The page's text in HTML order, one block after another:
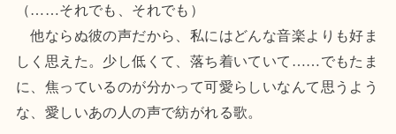
（……それでも、それでも）
他ならぬ彼の声だから、私にはどんな音楽よりも好ま
しく思えた。少し低くて、落ち着いていて……でもたま
に、焦っているのが分かって可愛らしいなんて思うよう
な、愛しいあの人の声で紡がれる歌。